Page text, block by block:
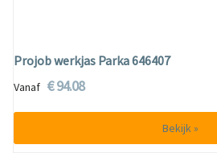
Projob werkjas Parka 646407
Vanaf € 94.08
Bekijk »